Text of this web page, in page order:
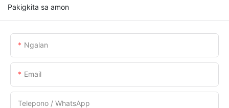
Pakigkita sa amon
Ngalan
Email
Telepono / WhatsApp